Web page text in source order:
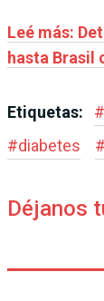
Leé más:
hasta Brasil
Etiquetas: #
#diabetes #
Déjanos